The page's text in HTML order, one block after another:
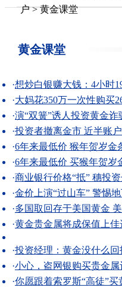
户>黄金课堂
黄金课堂
·想炒白银赚大钱：4小时
·大妈花350万一次性购买
·演“双簧”诱人投资黄金诈
·投资者撤离金市 近半账
·6年来最低价 猴年贺岁金
·6年来最低价 买猴年贺岁
·商业银行价格“抵” 穗投
·金价上演“过山车” 警惕
·多国取回存于美国黄金
·黄金贵金属将成保值上佳
·投资经理：黄金没什么
·小心，盗网银购买贵金属
·你愿跟着索罗斯“高徒”买